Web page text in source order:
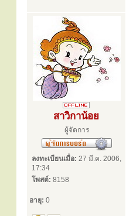
สาวิกาน้อย
ผู้จัดการ
ลงทะเบียนเมื่อ: 27 มี.ค. 2006,
17:34
โพสต์: 8158
อายุ: 0